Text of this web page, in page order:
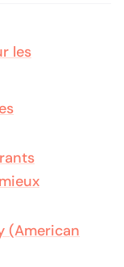
les
(American